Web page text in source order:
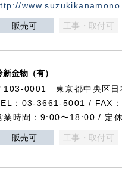
販売可 工事・取付可
新金物（有）
103-0001 東京都中央区日
：03-3661-5001 / FAX
業時間：9:00〜18:00 / 定
販売可 工事・取付可